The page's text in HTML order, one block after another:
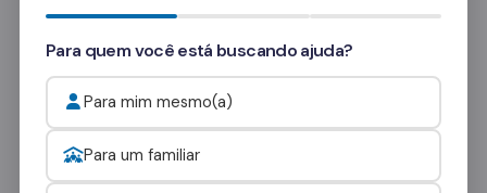
Onde procurar ajuda para o alcoolismo?
Para quem você está buscando ajuda?
Para mim mesmo(a)
Para um familiar